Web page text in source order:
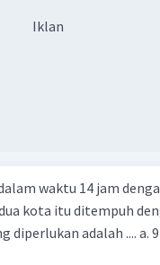
Iklan
waktu 14 jam
kota itu ditempuh
.... a. 9 jam b. 12 jam c. 15